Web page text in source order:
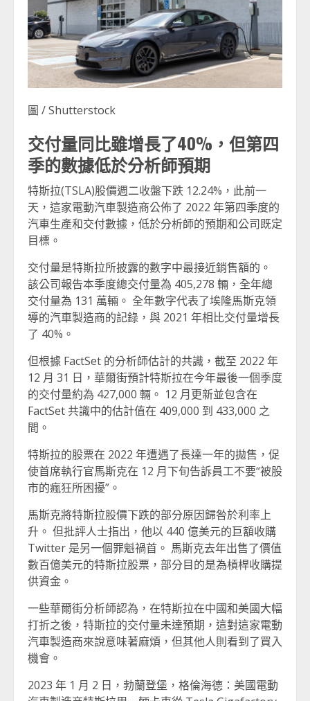
圖 / Shutterstock
交付量同比雖增長了40%，但第四
季的數據低於分析師預期
特斯拉(TSLA)股價週二收盤下跌 12.24%，此前一
天，這家電動汽車製造商公佈了 2022 年第四季度的
汽車生產和交付數據，低於分析師的預期和公司既定
目標。
交付量是特斯拉所披露的數字中最接近銷售額的。
該公司報告本季度總交付量為 405,278 輛，全年總
交付量為 131 萬輛。 全年數字代表了埃隆馬斯克領
導的汽車製造商的記錄，與 2021 年相比交付量增長
了 40%。
但根據 FactSet 的分析師估計的共識，截至 2022 年
12 月 31 日，華爾街預計特斯拉在今年最後一個季度
的交付量約為 427,000 輛。 12 月更新並包含在
FactSet 共識中的估計值在 409,000 到 433,000 之
間。
特斯拉的股票在 2022 年遭遇了長達一年的拋售，促
使首席執行官馬斯克在 12 月下旬告訴員工不要“被股
市的瘋狂所困擾”。
馬斯克將特斯拉股價下跌的部分原因歸咎於利率上
升。 但批評人士指出，他以 440 億美元的巨額收購
Twitter 是另一個罪魁禍首。 馬斯克去年出售了價值
數百億美元的特斯拉股票，部分目的是為槓桿收購提
供資金。
一些華爾街分析師認為，在特斯拉在中國和美國大幅
打折之後，特斯拉的交付量未達預期，這對這家電動
汽車製造商來說意味著麻煩，但其他人則看到了買入
機會。
2023 年 1 月 2 日，勃蘭登堡，格倫海德：美國電動